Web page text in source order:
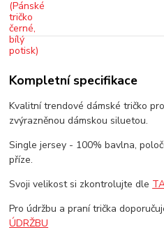
Kompletní specifikace
Kvalitní trendové dámské tričko
zvýrazněnou dámskou siluetou.
Single jersey - 100% bavlna,
příze.
Svoji velikost si zkontrolujte dle
Pro údržbu a praní trička
ÚDRŽBU